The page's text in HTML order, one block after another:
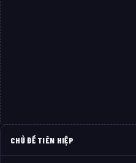
CHỦ ĐỀ TIÊN HIỆP